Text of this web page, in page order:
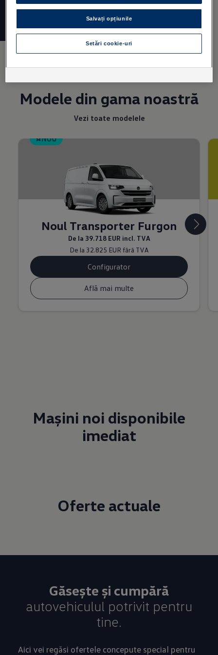
Modele din gama noastră
Vezi toate modelele
Noul Transporter Furgon
De la 39.718 EUR incl. TVA
De la 32.825 EUR fără TVA
Configurator
Află mai multe
NOU
Mașini noi disponibile
imediat
Oferte actuale
Găsește și cumpără
autovehiculul potrivit pentru
tine.
Aici vei regăsi ofertele concepute special pentru
uri in politica de cookie-uri sau in setarile cookie-urilor. Veti gasi
cookie-urile in scopuri de marketing:Daca ati accesat site-ul
datele pe care le-ati generat pot fi vizualizate de dealerul
consimtamantul explicit pentru acest lucru ("cookie-uri in scopuri
Salvați opțiunile
Setări cookie-uri